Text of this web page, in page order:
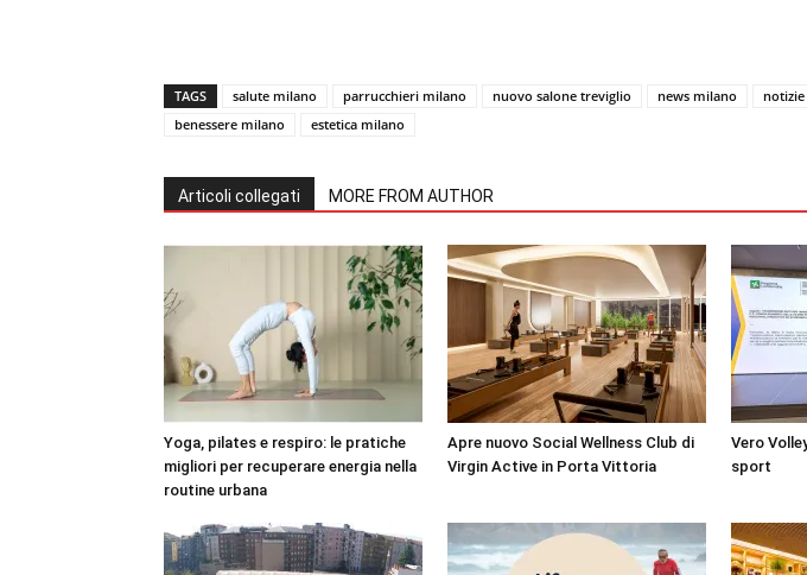
TAGS salute milano parrucchieri milano nuovo salone treviglio news milano
benessere milano
estetica milano
Articoli collegati MORE FROM AUTHOR
Yoga, pilates e respiro: le pratiche
migliori per recuperare energia nella
routine urbana
Apre nuovo Social Wellness Club di
Virgin Active in Porta Vittoria
Vero
sport